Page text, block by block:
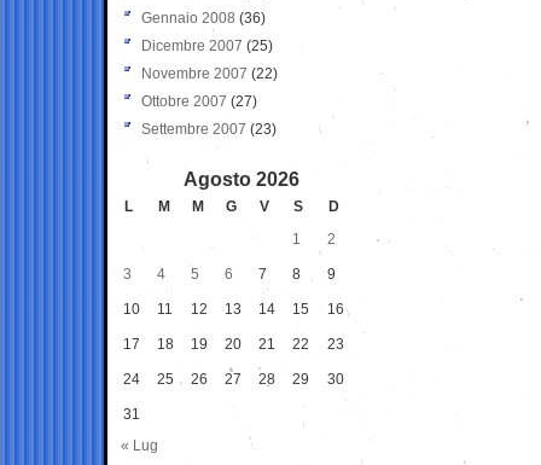
Gennaio 2008 (36)
Dicembre 2007 (25)
Novembre 2007 (22)
Ottobre 2007 (27)
Settembre 2007 (23)
Agosto 2026
L M M G V S
D
1
2
3 4 5 6 7 8 9
10 11 12 13 14 15 16
17 18 19 20 21 22 23
24 25 26 27 28 29 30
31
« Lug